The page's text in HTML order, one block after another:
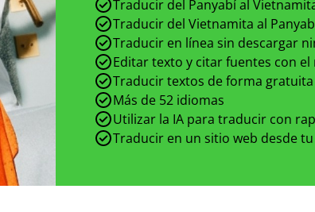
Traducir del Panyabí al
Traducir del Vietnamita al
Traducir en línea sin descargar
Editar texto y citar fuentes con
Traducir textos de forma gratuita
Más de 52 idiomas
Utilizar la IA para traducir con
Traducir en un sitio web desde